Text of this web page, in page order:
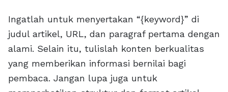
Ingatlah untuk menyertakan “{keyword}” di
judul artikel, URL, dan paragraf pertama dengan
alami. Selain itu, tulislah konten berkualitas
yang memberikan informasi bernilai bagi
pembaca. Jangan lupa juga untuk